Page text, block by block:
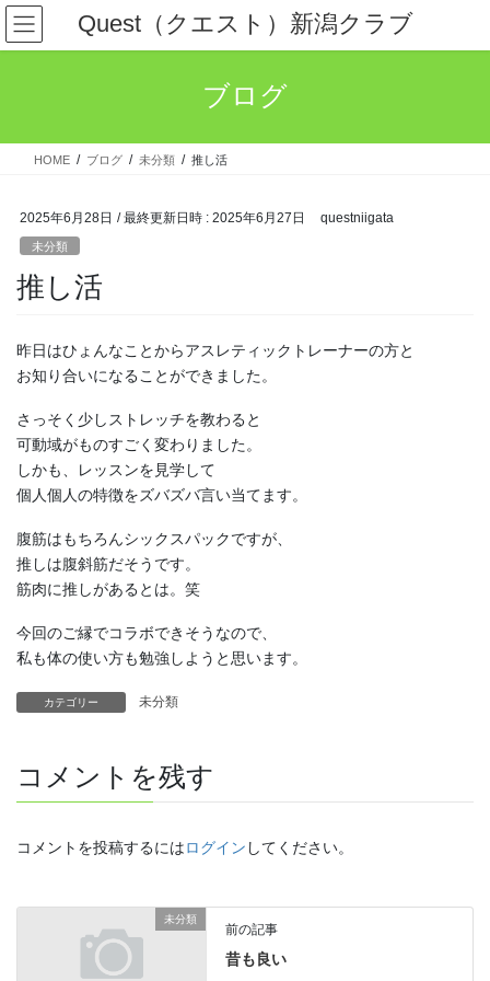
コ
ン
テ
ス
ナ
ビ
ゲ
ン
Quest（クエスト）新潟クラブ
ブログ
HOME ブログ 未分類 推し活
2025年6月28日 / 最終更新日時 : 2025年6月27日 questniigata
未分類
推し活
昨日はひょんなことからアスレティックトレーナーの方と
お知り合いになることができました。
さっそく少しストレッチを教わると
可動域がものすごく変わりました。
しかも、レッスンを見学して
個人個人の特徴をズバズバ言い当てます。
腹筋はもちろんシックスパックですが、
推しは腹斜筋だそうです。
筋肉に推しがあるとは。笑
今回のご縁でコラボできそうなので、
私も体の使い方も勉強しようと思います。
カテゴリー 未分類
コメントを残す
コメントを投稿するにはログイン してください。
未分類
前の記事
昔も良い